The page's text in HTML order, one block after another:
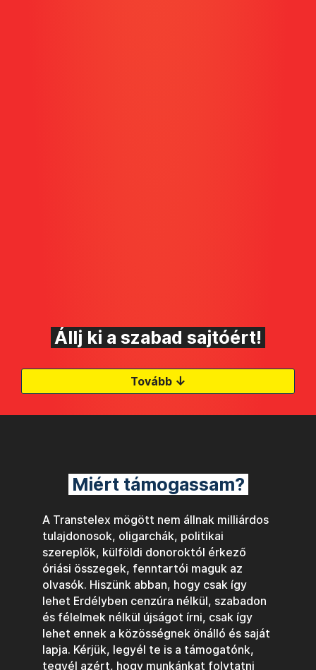
Állj ki a szabad sajtóért!
Tovább ↓
Miért támogassam?
A Transtelex mögött nem állnak milliárdos
tulajdonosok, oligarchák, politikai
szereplők, külföldi donoroktól érkező
óriási összegek, fenntartói maguk az
olvasók. Hiszünk abban, hogy csak így
lehet Erdélyben cenzúra nélkül, szabadon
és félelmek nélkül újságot írni, csak így
lehet ennek a közösségnek önálló és saját
lapja. Kérjük, legyél te is a támogatónk,
tegyél azért, hogy munkánkat folytatni